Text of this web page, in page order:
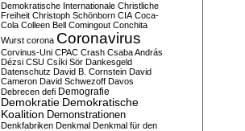
Demokratische Internationale Christliche
Freiheit Christoph Schönborn CIA Coca-
Cola Colleen Bell Comingout Conchita
Wurst corona Coronavirus
Corvinus-Uni CPAC Crash Csaba András
Dézsi CSU Csíki Sör Dankesgeld
Datenschutz David B. Cornstein David
Cameron David Schwezoff Davos
Debrecen defi Demografie
Demokratie Demokratische
Koalition Demonstrationen
Denkfabriken Denkmal Denkmal für den